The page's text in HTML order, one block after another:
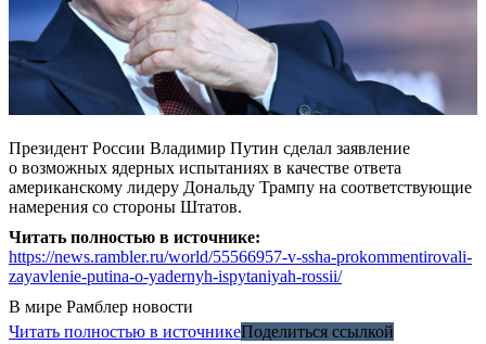
Президент России Владимир Путин сделал заявление
о возможных ядерных испытаниях в качестве ответа
американскому лидеру Дональду Трампу на соответствующие
намерения со стороны Штатов.
Читать полностью в источнике:
https://news.rambler.ru/world/55566957-v-ssha-prokommentirovali-
zayavlenie-putina-o-yadernyh-ispytaniyah-rossii/
В мире Рамблер новости
Читать полностью в источникеПоделиться ссылкой